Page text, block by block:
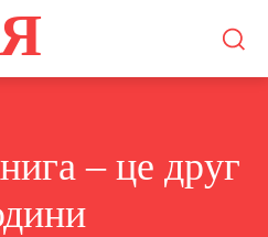
Я
– це друг